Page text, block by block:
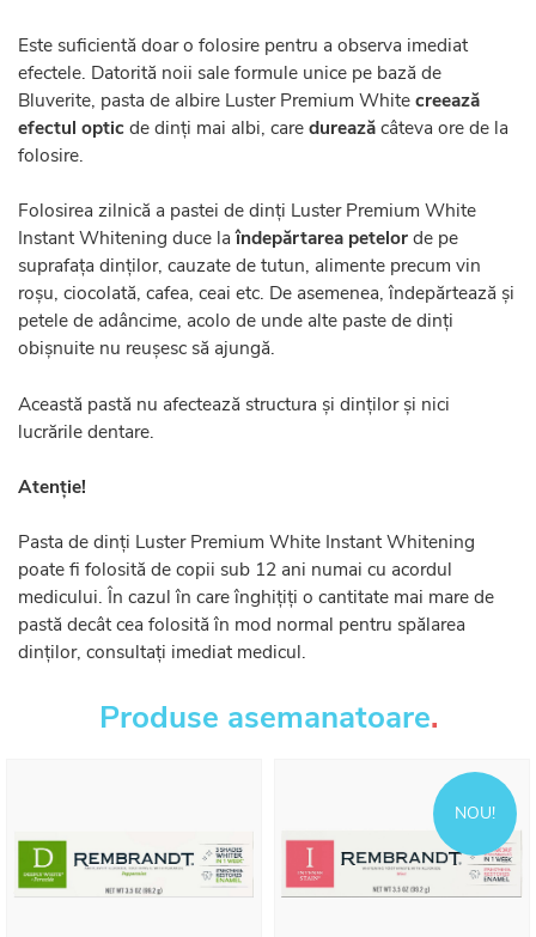
Este suficientă doar o folosire pentru a observa imediat
efectele. Datorită noii sale formule unice pe bază de
Bluverite, pasta de albire Luster Premium Whitecreează
efectul opticde dinți mai albi, caredureazăcâteva ore de la
folosire.
Folosirea zilnică a pastei de dinți Luster Premium White
Instant Whitening duce laîndepărtarea petelorde pe
suprafața dinților, cauzate de tutun, alimente precum vin
roșu, ciocolată, cafea, ceai etc. De asemenea, îndepărtează și
petele de adâncime, acolo de unde alte paste de dinți
obișnuite nu reușesc să ajungă.
Această pastă nu afectează structura și dinților și nici
lucrările dentare.
Atenție!
Pasta de dinți Luster Premium White Instant Whitening
poate fi folosită de copii sub 12 ani numai cu acordul
medicului. În cazul în care înghițiți o cantitate mai mare de
pastă decât cea folosită în mod normal pentru spălarea
dinților, consultați imediat medicul.
Produse asemanatoare.
NOU!